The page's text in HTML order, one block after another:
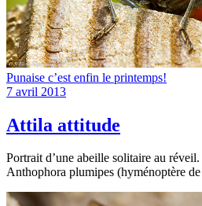
Punaise c’est enfin le printemps!
7 avril 2013
Attila attitude
Portrait d’une abeille solitaire au
Anthophora plumipes (hyménoptère